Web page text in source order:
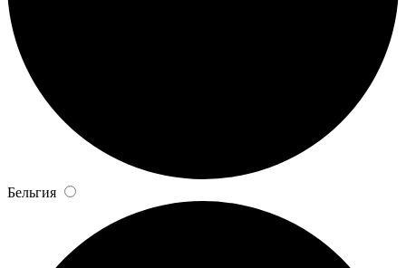
Бельгия